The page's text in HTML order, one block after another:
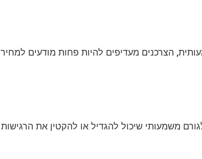
הצרכנים מעדיפים להיות פחות מודעים למחיר
משמעותי שיכול להגדיל או להקטין את הרגישות